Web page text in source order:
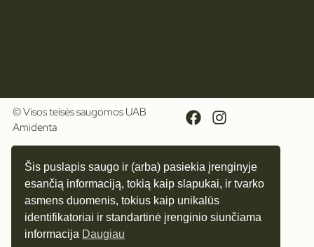
Šis puslapis saugo ir (arba) pasiekia įrenginyje
esančią informaciją, tokią kaip slapukai, ir tvarko
asmens duomenis, tokius kaip unikalūs
identifikatoriai ir standartinė įrenginio siunčiama
informacija Daugiau
© Visos teisės saugomos UAB
Amidenta